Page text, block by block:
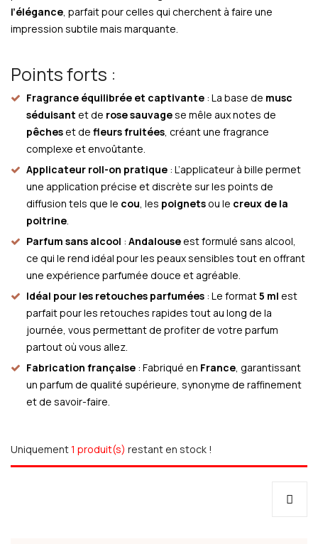
l’élégance, parfait pour celles qui cherchent à faire une
impression subtile mais marquante.
Points forts :
Fragrance équilibrée et captivante : La base de musc
séduisant et de rose sauvagese mêle aux notes de
pêcheset de fleurs fruitées , créant une fragrance
complexe et envoûtante.
Applicateur roll-on pratique : L’applicateur à bille permet
une application précise et discrète sur les points de
diffusion tels que le cou , les poignetsou le creux de la
poitrine
Parfum sans alcool : Andalouseest formulé sans alcool,
ce qui le rend idéal pour les peaux sensibles tout en offrant
une expérience parfumée douce et agréable.
Idéal pour les retouches parfumées : Le format5 ml est
parfait pour les retouches rapides tout au long de la
journée, vous permettant de profiter de votre parfum
partout où vous allez.
Fabrication française : Fabriqué en France , garantissant
un parfum de qualité supérieure, synonyme de raffinement
et de savoir-faire.
Uniquement1 produit(s) restant en stock !